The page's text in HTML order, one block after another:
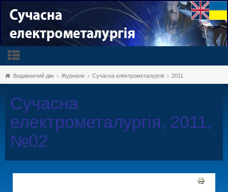
Видавничий дім Журнали Сучасна електрометалургія 2011
Сучасна
електрометалургія, 2011,
№02